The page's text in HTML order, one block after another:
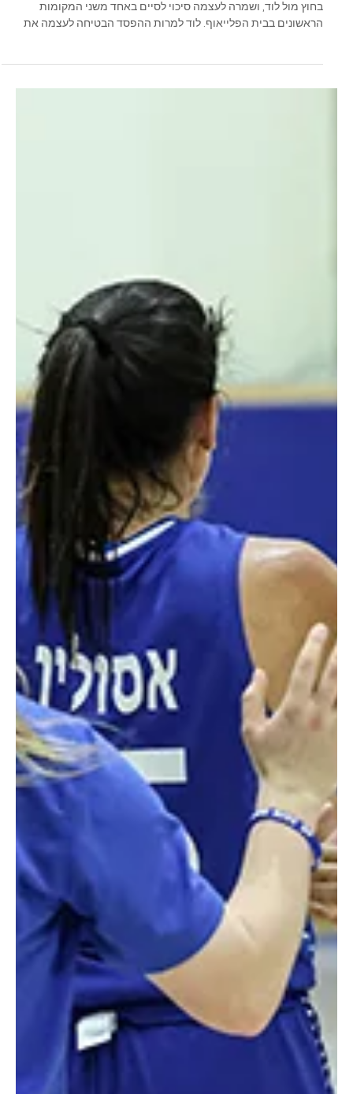
גליל ניצחה, לוד חגגה
פלייאוף העליה לליגה הלאומית - גליל עליון רשמה ניצחון דרמטי 59:56
בחוץ מול לוד, ושמרה לעצמה סיכוי לסיים באחד משני המקומות
הראשונים בבית הפלייאוף. לוד למרות ההפסד הבטיחה לעצמה את
העליה (יחס פנימי עדיף מול גליל ומול אליצור ת"א), וחגגה בסיום עם
הקהל המקומי. ביום רביעי הצפוניות יארחו את ת"א למשחק הקובע.
הרבע הראשון לא הביא איתו קצב גבוה במיוחד, והתקדם בסקור נמוך
יחסית. שלשה של ענבר רוטנברג סידרה למארחת יתרון 2:7, דנה ביתן
צמצמה, טליה קופלוביץ הגדילה, 9:13 אחרי 10 דקות. לוד המשיכה